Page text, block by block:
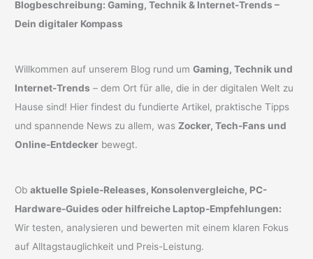
Blogbeschreibung: Gaming, Technik & Internet-Trends –
Dein digitaler Kompass
Willkommen auf unserem Blog rund umGaming, Technik und
Internet-Trends – dem Ort für alle, die in der digitalen Welt zu
Hause sind! Hier findest du fundierte Artikel, praktische Tipps
und spannende News zu allem, wasZocker, Tech-Fans und
Online-Entdecker bewegt.
Obaktuelle Spiele-Releases, Konsolenvergleiche, PC-
Hardware-Guides oder hilfreiche Laptop-Empfehlungen:
Wir testen, analysieren und bewerten mit einem klaren Fokus
auf Alltagstauglichkeit und Preis-Leistung.